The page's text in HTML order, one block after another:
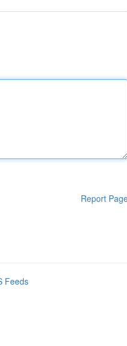
Report
Feeds